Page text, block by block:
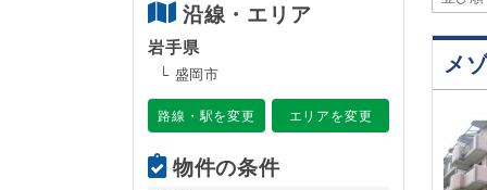
沿線・エリア
岩手県
└ 盛岡市
路線・駅を変更 エリアを変更
物件の条件
メ